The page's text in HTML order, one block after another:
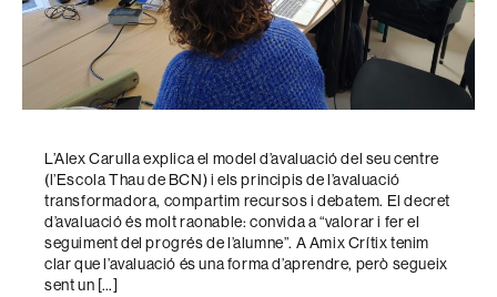
L’Alex Carulla explica el model d’avaluació del seu centre
(l’Escola Thau de BCN) i els principis de l’avaluació
transformadora, compartim recursos i debatem. El decret
d’avaluació és molt raonable: convida a “valorar i fer el
seguiment del progrés de l’alumne”. A Amix Crítix tenim
clar que l’avaluació és una forma d’aprendre, però segueix
sent un […]